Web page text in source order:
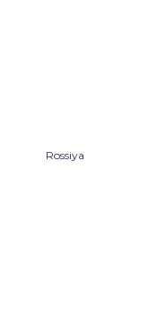
Rossiya